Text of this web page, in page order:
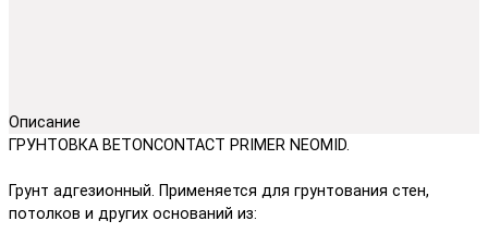
Описание
ГРУНТОВКА BETONCONTACT PRIMER NEOMID.
Грунт адгезионный. Применяется для грунтования стен,
потолков и других оснований из: